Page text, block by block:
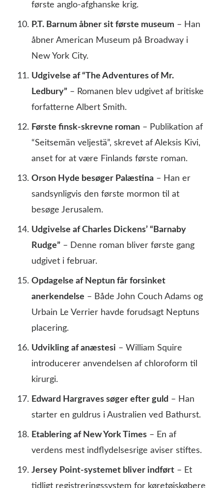
første anglo-afghanske krig.
P.T. Barnum åbner sit første museum – Han
åbner American Museum på Broadway i
New York City.
Udgivelse af “The Adventures of Mr.
Ledbury” – Romanen blev udgivet af britiske
forfatterne Albert Smith.
Første finsk-skrevne roman – Publikation af
“Seitsemän veljestä”, skrevet af Aleksis Kivi,
anset for at være Finlands første roman.
Orson Hyde besøger Palæstina – Han er
sandsynligvis den første mormon til at
besøge Jerusalem.
Udgivelse af Charles Dickens’ “Barnaby
Rudge” – Denne roman bliver første gang
udgivet i februar.
Opdagelse af Neptun får forsinket
anerkendelse – Både John Couch Adams og
Urbain Le Verrier havde forudsagt Neptuns
placering.
Udvikling af anæstesi – William Squire
introducerer anvendelsen af chloroform til
kirurgi.
Edward Hargraves søger efter guld – Han
starter en guldrus i Australien ved Bathurst.
Etablering af New York Times – En af
verdens mest indflydelsesrige aviser stiftes.
Jersey Point-systemet bliver indført – Et
tidligt registreringssystem for køretøjskøbere